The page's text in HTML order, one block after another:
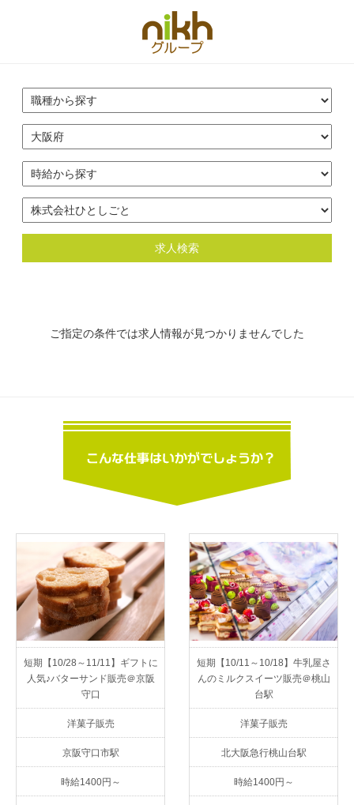
求人検索
ご指定の条件では求人情報が見つかりませんでした
短期【10/28～11/11】ギフトに
人気♪バターサンド販売＠京阪
守口
洋菓子販売
京阪守口市駅
時給1400円～
短期【10/11～10/18】牛乳屋さ
んのミルクスイーツ販売＠桃山
台駅
洋菓子販売
北大阪急行桃山台駅
時給1400円～